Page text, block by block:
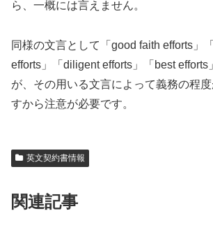
ら、一概には言えません。
同様の文言として「good faith efforts」
efforts」「diligent efforts」「best efforts
が、その用いる文言によって義務の程
すから注意が必要です。
英文契約書情報
関連記事